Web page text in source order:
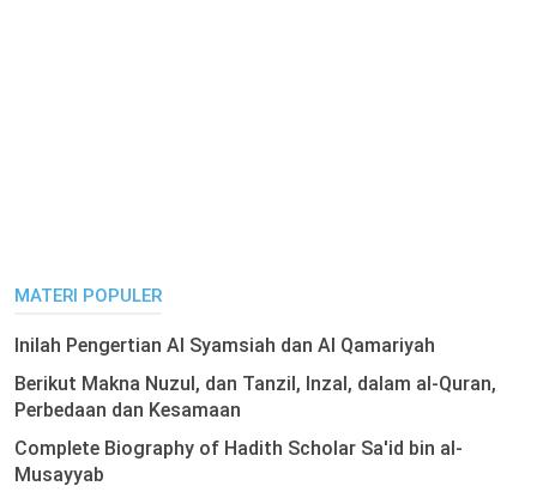
MATERI POPULER
Inilah Pengertian Al Syamsiah dan Al Qamariyah
Berikut Makna Nuzul, dan Tanzil, Inzal, dalam al-Quran,
Perbedaan dan Kesamaan
Complete Biography of Hadith Scholar Sa'id bin al-
Musayyab